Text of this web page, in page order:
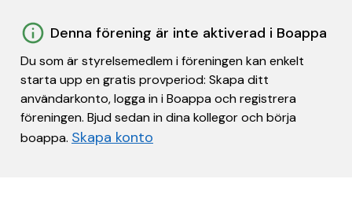
Denna förening är inte aktiverad i Boappa
Du som är styrelsemedlem i föreningen kan enkelt
starta upp en gratis provperiod: Skapa ditt
användarkonto, logga in i Boappa och registrera
föreningen. Bjud sedan in dina kollegor och börja
boappa. Skapa konto